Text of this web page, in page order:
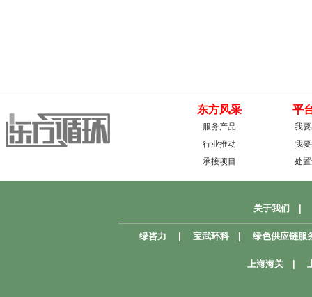
东方风采
服务产品
行业推动
承接项目
平
我
我
处
关于我们
绿咨力
宝武环科 绿色供应链服
上海海关